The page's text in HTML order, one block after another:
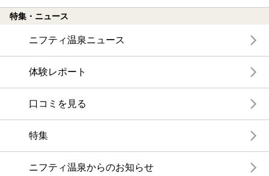
特集・ニュース
ニフティ温泉ニュース
体験レポート
口コミを見る
特集
ニフティ温泉からのお知らせ